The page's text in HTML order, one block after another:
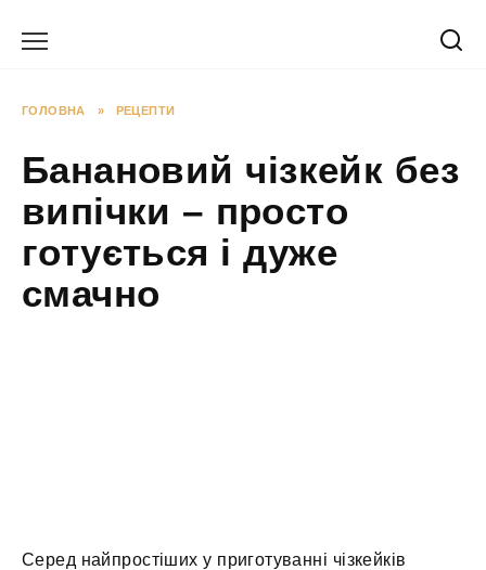
ГОЛОВНА » РЕЦЕПТИ
Банановий чізкейк без
випічки – просто
готується і дуже
смачно
Серед найпростіших у приготуванні чізкейків